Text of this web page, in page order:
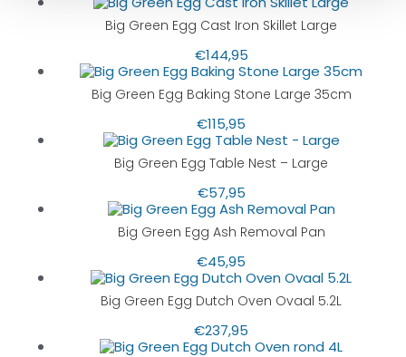
Big Green Egg Cast Iron Skillet Large
€144,95
Big Green Egg Baking Stone Large 35cm
€115,95
Big Green Egg Table Nest – Large
€57,95
Big Green Egg Ash Removal Pan
€45,95
Big Green Egg Dutch Oven Ovaal 5.2L
€237,95